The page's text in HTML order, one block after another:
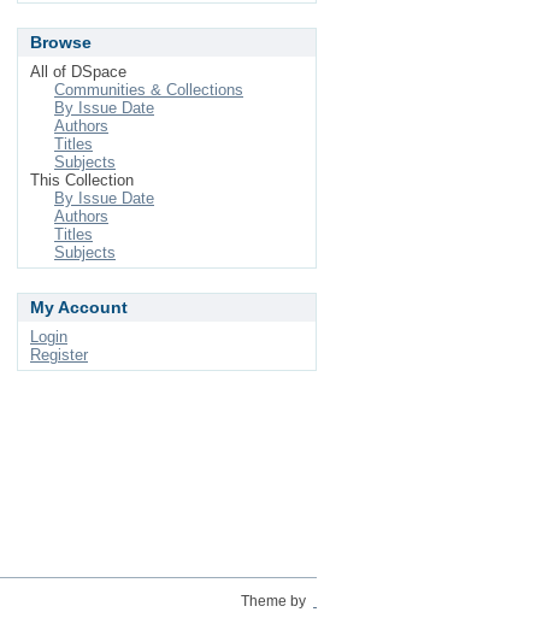
Browse
All of DSpace
Communities & Collections
By Issue Date
Authors
Titles
Subjects
This Collection
By Issue Date
Authors
Titles
Subjects
My Account
Login
Register
Theme by